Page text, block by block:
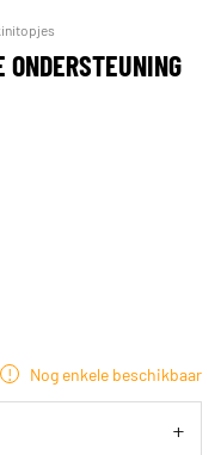
Nog enkele beschikbaar